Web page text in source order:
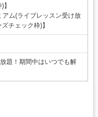
ム(ライブレッスン受け放
チェック枠)】
題！期間中はいつでも解